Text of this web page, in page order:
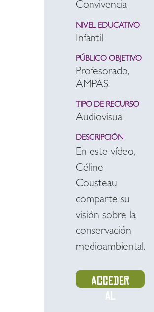
Convivencia
NIVEL EDUCATIVO
Infantil
PÚBLICO OBJETIVO
Profesorado,
AMPAS
TIPO DE RECURSO
Audiovisual
DESCRIPCIÓN
En este vídeo,
Céline
Cousteau
comparte su
visión sobre la
conservación
medioambiental.
Acceder
al